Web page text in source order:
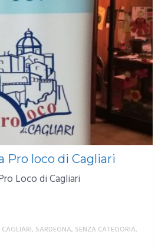
Pro loco di Cagliari
Loco di Cagliari
CAGLIARI, SARDEGNA, SENZA CATEGORIA,